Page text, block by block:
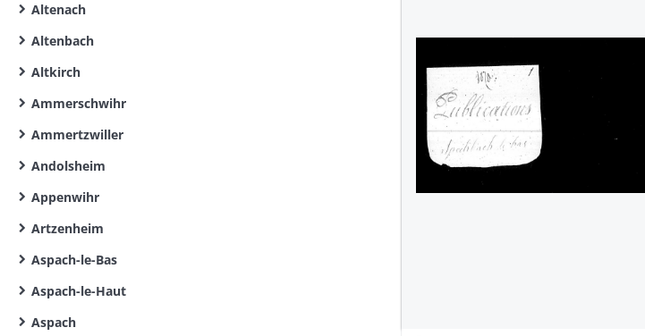
Altenach
Altenbach
Altkirch
Ammerschwihr
Ammertzwiller
Andolsheim
Appenwihr
Artzenheim
Aspach-le-Bas
Aspach-le-Haut
Aspach